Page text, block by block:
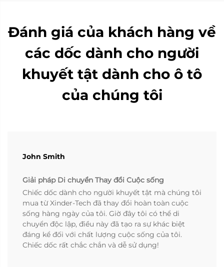
Đánh giá của khách hàng về
các dốc dành cho người
khuyết tật dành cho ô tô
của chúng tôi
John Smith
Giải pháp Di chuyển Thay đổi Cuộc sống
Chiếc dốc dành cho người khuyết tật mà chúng tôi
mua từ Xinder-Tech đã thay đổi hoàn toàn cuộc
sống hàng ngày của tôi. Giờ đây tôi có thể di
chuyển độc lập, điều này đã tạo ra sự khác biệt
đáng kể đối với chất lượng cuộc sống của tôi.
Chiếc dốc rất chắc chắn và dễ sử dụng!